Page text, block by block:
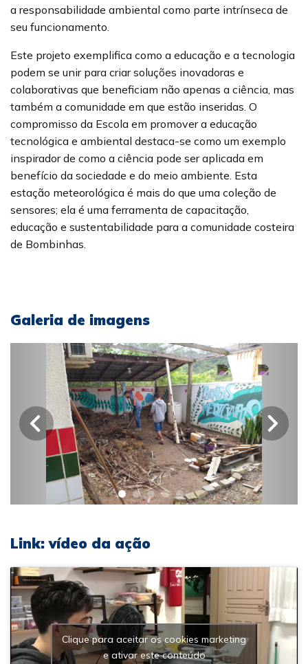
a responsabilidade ambiental como parte intrínseca de
seu funcionamento.
Este projeto exemplifica como a educação e a tecnologia
podem se unir para criar soluções inovadoras e
colaborativas que beneficiam não apenas a ciência, mas
também a comunidade em que estão inseridas. O
compromisso da Escola em promover a educação
tecnológica e ambiental destaca-se como um exemplo
inspirador de como a ciência pode ser aplicada em
benefício da sociedade e do meio ambiente. Esta
estação meteorológica é mais do que uma coleção de
sensores; ela é uma ferramenta de capacitação,
educação e sustentabilidade para a comunidade costeira
de Bombinhas.
Galeria de imagens
Link: vídeo da ação
Clique para aceitar os cookies marketing
e ativar este conteúdo